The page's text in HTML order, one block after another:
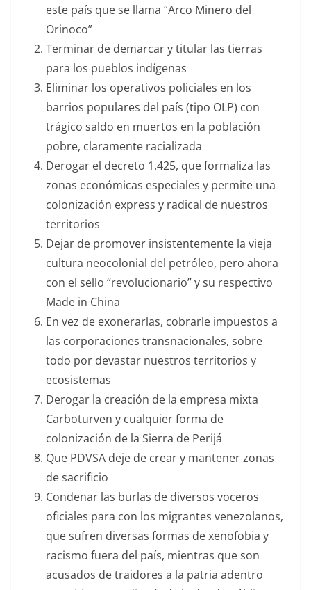
este país que se llama “Arco Minero del
Orinoco”
Terminar de demarcar y titular las tierras
para los pueblos indígenas
Eliminar los operativos policiales en los
barrios populares del país (tipo OLP) con
trágico saldo en muertos en la población
pobre, claramente racializada
Derogar el decreto 1.425, que formaliza las
zonas económicas especiales y permite una
colonización express y radical de nuestros
territorios
Dejar de promover insistentemente la vieja
cultura neocolonial del petróleo, pero ahora
con el sello “revolucionario” y su respectivo
Made in China
En vez de exonerarlas, cobrarle impuestos a
las corporaciones transnacionales, sobre
todo por devastar nuestros territorios y
ecosistemas
Derogar la creación de la empresa mixta
Carboturven y cualquier forma de
colonización de la Sierra de Perijá
Que PDVSA deje de crear y mantener zonas
de sacrificio
Condenar las burlas de diversos voceros
oficiales para con los migrantes venezolanos,
que sufren diversas formas de xenofobia y
racismo fuera del país, mientras que son
acusados de traidores a la patria adentro